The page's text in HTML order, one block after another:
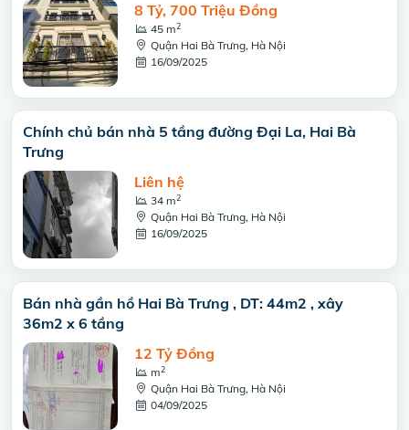
8 Tỷ, 700 Triệu Đồng
45 m2
Quận Hai Bà Trưng, Hà Nội
16/09/2025
Chính chủ bán nhà 5 tầng đường Đại La, Hai Bà
Trưng
Liên hệ
34 m2
Quận Hai Bà Trưng, Hà Nội
16/09/2025
Bán nhà gần hồ Hai Bà Trưng , DT: 44m2 , xây
36m2 x 6 tầng
12 Tỷ Đồng
m2
Quận Hai Bà Trưng, Hà Nội
04/09/2025